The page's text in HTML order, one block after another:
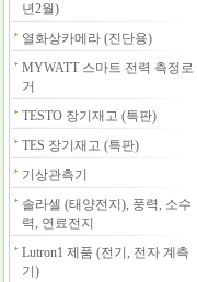
년2월)
열화상카메라 (진단용)
MYWATT 스마트 전력 측정로
거
TESTO 장기재고 (특판)
TES 장기재고 (특판)
기상관측기
솔라셀 (태양전지), 풍력, 소수
력, 연료전지
Lutron1 제품 (전기, 전자 계측
기)